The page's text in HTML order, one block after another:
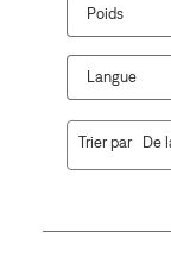
Poids
Langue
117
Trier par De